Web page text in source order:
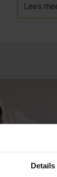
Details
een zeer
de tweede
bed en ook
Aan het
hem en
Lees